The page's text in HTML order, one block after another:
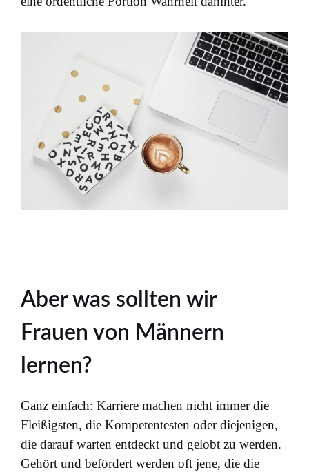
Aber was sollten wir
Frauen von Männern
lernen?
Ganz einfach: Karriere machen nicht immer die
Fleißigsten, die Kompetentesten oder diejenigen,
die darauf warten entdeckt und gelobt zu werden.
Gehört und befördert werden oft jene, die die